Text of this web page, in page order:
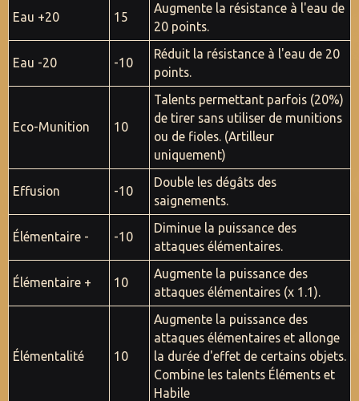
Eau +20 15
Augmente la résistance à l'eau de
20 points.
Eau -20 -10
Réduit la résistance à l'eau de 20
points.
Eco-Munition 10
Talents permettant parfois (20%)
de tirer sans utiliser de munitions
ou de fioles. (Artilleur
uniquement)
Effusion -10
Double les dégâts des
saignements.
Élémentaire - -10
Diminue la puissance des
attaques élémentaires.
Élémentaire + 10
Augmente la puissance des
attaques élémentaires (x 1.1).
Élémentalité 10
Augmente la puissance des
attaques élémentaires et allonge
la durée d'effet de certains objets.
Combine les talents Éléments et
Habile